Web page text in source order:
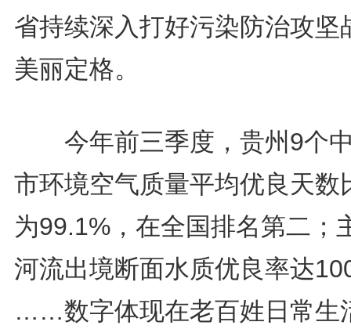
省持续深入打好污染防治攻坚
美丽定格。
今年前三季度，贵州9个
市环境空气质量平均优良天数
为99.1%，在全国排名第二；
河流出境断面水质优良率达
……数字体现在老百姓日常生